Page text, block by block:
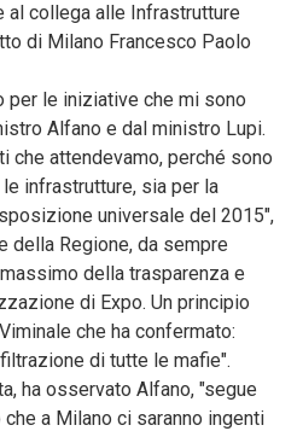
al collega alle Infrastrutture
di Milano Francesco Paolo
le iniziative che mi sono
Alfano e dal ministro Lupi.
che attendevamo, perché sono
infrastrutture, sia per la
universale del 2015",
della Regione, da sempre
della trasparenza e
di Expo. Un principio
che ha confermato:
di tutte le mafie".
ha osservato Alfano, "segue
a Milano ci saranno ingenti